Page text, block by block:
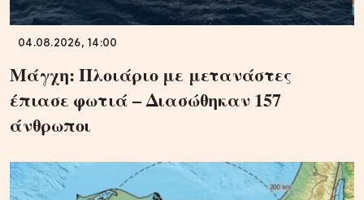
04.08.2026, 14:00
Μάγχη: Πλοιάριο με μετανάστες
έπιασε φωτιά – Διασώθηκαν 157
άνθρωποι